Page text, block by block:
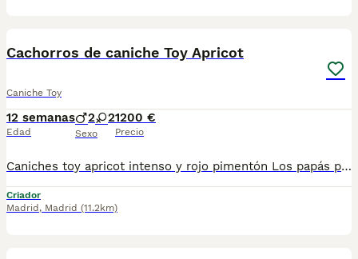
Cachorros de caniche Toy Apricot
Caniche Toy
12 semanas
Edad
2 2
Sexo
1200 €
Precio
Caniches toy apricot intenso y rojo pimentón Los papás pesan 3100 kg y 3.kg miden a la cruz 24 y 22 tenemos machos y hembras ,distintos colores Nuestros cachorros nacen y crecen en un ambiente familiar ,sin jaulas ,con un respeto y exclusiva cria,somos respetuosos con el tiempo de destete ,cada cachorro necesita su tiempo.. Destetamos con un pienso de alta calidad , Cachorros revisados ,desde el nacimiento ,hasta la entrega por un veterinario competente ,buscando siempre el bienestar de nuestros animales.. Sociabilizados y equilibrados tanto padres como cachorros Se entregan con todo el protocolo veterinario legal,y garantías por escrito completas.. Tenemos servicio de entrega personalizado a cualquier punto de España,directo.. El precio puede cambiar tanto en sexo como en características del cachorro. Dejanos tú teléfono y te mandamos toda la información fotos y vídeos ..
Criador
Madrid , Madrid (11.2km)